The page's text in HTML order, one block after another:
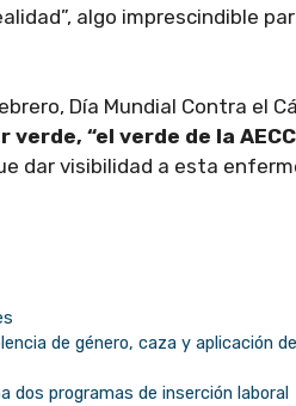
algo imprescindible
Día Mundial Contra el
“el verde de la
dar visibilidad a esta
de género, caza y aplicación
dos programas de inserción laboral